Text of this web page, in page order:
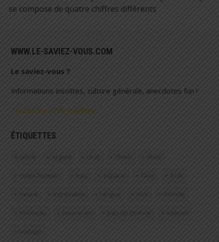
se compose de quatre chiffres différents
WWW.LE-SAVIEZ-VOUS.COM
Le saviez-vous ?
Informations insolites, culture générale, anecdotes fun !
Toutes les infos insolites
ÉTIQUETTES
arbre argent chat chien choc
corps humain eau espace faux fruit
heure incroyable langue mer monde
nouveau nouvel an pas de chance vitesse
voyage